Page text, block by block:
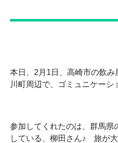
本日、2月1日、高崎市の飲
川町周辺で、ゴミュニケーシ
参加してくれたのは、群馬県
している、柳田さん♪ 旅が